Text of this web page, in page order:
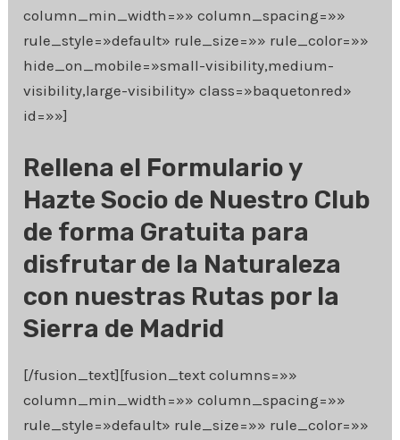
column_min_width=»» column_spacing=»»
rule_style=»default» rule_size=»» rule_color=»»
hide_on_mobile=»small-visibility,medium-
visibility,large-visibility» class=»baquetonred»
id=»»]
Rellena el Formulario y
Hazte Socio de Nuestro Club
de forma Gratuita para
disfrutar de la Naturaleza
con nuestras Rutas por la
Sierra de Madrid
[/fusion_text][fusion_text columns=»»
column_min_width=»» column_spacing=»»
rule_style=»default» rule_size=»» rule_color=»»